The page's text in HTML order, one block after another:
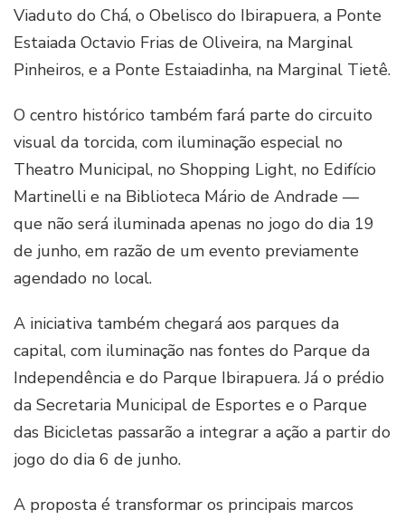
Viaduto do Chá, o Obelisco do Ibirapuera, a Ponte
Estaiada Octavio Frias de Oliveira, na Marginal
Pinheiros, e a Ponte Estaiadinha, na Marginal Tietê.
O centro histórico também fará parte do circuito
visual da torcida, com iluminação especial no
Theatro Municipal, no Shopping Light, no Edifício
Martinelli e na Biblioteca Mário de Andrade —
que não será iluminada apenas no jogo do dia 19
de junho, em razão de um evento previamente
agendado no local.
A iniciativa também chegará aos parques da
capital, com iluminação nas fontes do Parque da
Independência e do Parque Ibirapuera. Já o prédio
da Secretaria Municipal de Esportes e o Parque
das Bicicletas passarão a integrar a ação a partir do
jogo do dia 6 de junho.
A proposta é transformar os principais marcos